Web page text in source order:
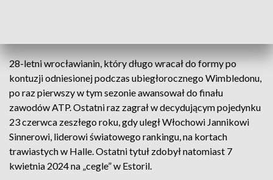
28-letni wrocławianin, który długo wracał do formy po
kontuzji odniesionej podczas ubiegłorocznego Wimbledonu,
po raz pierwszy w tym sezonie awansował do finału
zawodów ATP. Ostatni raz zagrał w decydującym pojedynku
23 czerwca zeszłego roku, gdy uległ Włochowi Jannikowi
Sinnerowi, liderowi światowego rankingu, na kortach
trawiastych w Halle. Ostatni tytuł zdobył natomiast 7
kwietnia 2024 na „cegle” w Estoril.